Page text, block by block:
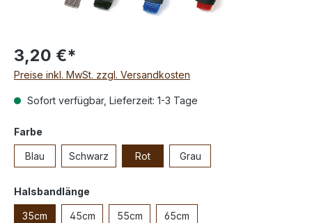
3,20 €*
Preise inkl. MwSt. zzgl. Versandkosten
Sofort verfügbar, Lieferzeit: 1-3 Tage
Farbe
Blau Schwarz Rot Grau
Halsbandlänge
35cm 45cm 55cm 65cm